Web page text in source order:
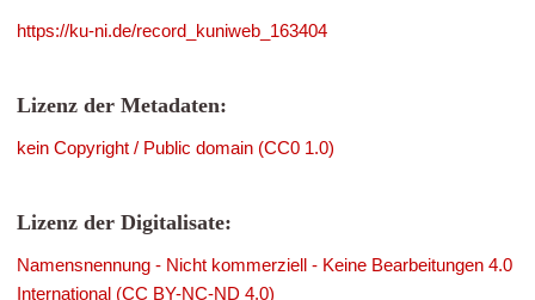
https://ku-ni.de/record_kuniweb_163404
Lizenz der Metadaten:
kein Copyright / Public domain (CC0 1.0)
Lizenz der Digitalisate:
Namensnennung - Nicht kommerziell - Keine Bearbeitungen 4.0
International (CC BY-NC-ND 4.0)